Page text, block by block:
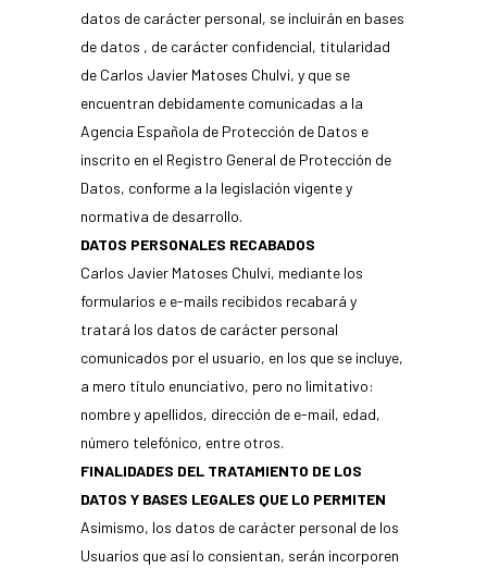
datos de carácter personal, se incluirán en bases
de datos , de carácter confidencial, titularidad
de Carlos Javier Matoses Chulvi, y que se
encuentran debidamente comunicadas a la
Agencia Española de Protección de Datos e
inscrito en el Registro General de Protección de
Datos, conforme a la legislación vigente y
normativa de desarrollo.
DATOS PERSONALES RECABADOS
Carlos Javier Matoses Chulvi, mediante los
formularios e e-mails recibidos recabará y
tratará los datos de carácter personal
comunicados por el usuario, en los que se incluye,
a mero título enunciativo, pero no limitativo:
nombre y apellidos, dirección de e-mail, edad,
número telefónico, entre otros.
FINALIDADES DEL TRATAMIENTO DE LOS
DATOS Y BASES LEGALES QUE LO PERMITEN
Asimismo, los datos de carácter personal de los
Usuarios que así lo consientan, serán incorporen